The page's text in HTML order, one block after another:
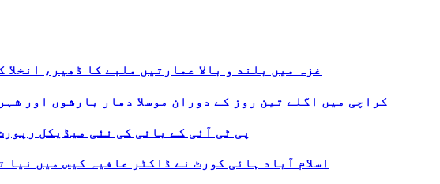
غزہ میں بلند و بالا عمارتیں ملبے کا ڈھیر،
کراچی میں اگلے تین روز کے دوران موسلا دھار بارشوں اور
پی ٹی آئی کے بانی کی نئی میڈیکل
اسلام آباد ہائی کورٹ نے ڈاکٹر عافیہ کیس میں